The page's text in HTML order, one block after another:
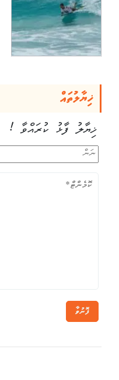
ޚިޔާލުތައް
ޚިޔާލު ފާޅު ކުރައްވާ !
ފޮނުވާ